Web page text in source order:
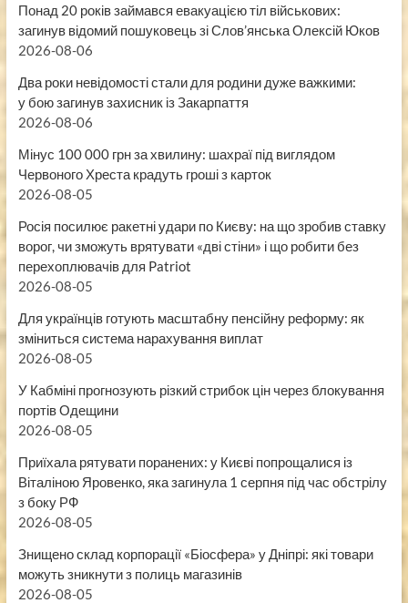
Понад 20 років займався евакуацією тіл військових:
загинув відомий пошуковець зі Слов’янська Олексій Юков
2026-08-06
Два роки невідомості стали для родини дуже важкими:
у бою загинув захисник із Закарпаття
2026-08-06
Мінус 100 000 грн за хвилину: шахраї під виглядом
Червоного Хреста крадуть гроші з карток
2026-08-05
Росія посилює ракетні удари по Києву: на що зробив ставку
ворог, чи зможуть врятувати «дві стіни» і що робити без
перехоплювачів для Patriot
2026-08-05
Для українців готують масштабну пенсійну реформу: як
зміниться система нарахування виплат
2026-08-05
У Кабміні прогнозують різкий стрибок цін через блокування
портів Одещини
2026-08-05
Приїхала рятувати поранених: у Києві попрощалися із
Віталіною Яровенко, яка загинула 1 серпня під час обстрілу
з боку РФ
2026-08-05
Знищено склад корпорації «Біосфера» у Дніпрі: які товари
можуть зникнути з полиць магазинів
2026-08-05